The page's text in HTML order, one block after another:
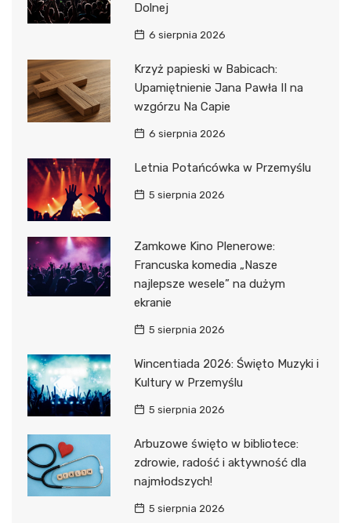
Dolnej
6 sierpnia 2026
Krzyż papieski w Babicach:
Upamiętnienie Jana Pawła II na
wzgórzu Na Capie
6 sierpnia 2026
Letnia Potańcówka w Przemyślu
5 sierpnia 2026
Zamkowe Kino Plenerowe:
Francuska komedia „Nasze
najlepsze wesele” na dużym
ekranie
5 sierpnia 2026
Wincentiada 2026: Święto Muzyki i
Kultury w Przemyślu
5 sierpnia 2026
Arbuzowe święto w bibliotece:
zdrowie, radość i aktywność dla
najmłodszych!
5 sierpnia 2026